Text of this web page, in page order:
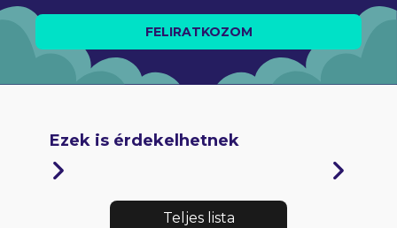
FELIRATKOZOM
Ezek is érdekelhetnek
Teljes lista